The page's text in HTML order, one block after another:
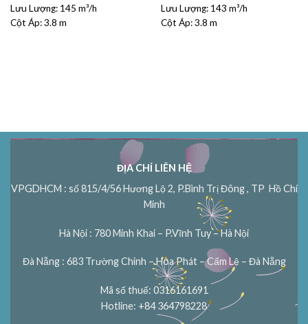
Lưu Lượng: 145 m³/h
Cột Áp:3.8 m
Lưu Lượng: 143 m³/h
Cột Áp:3.8 m
ĐỊA CHỈ LIÊN HỆ
VPGDHCM : số 815/4/56 Hương Lộ 2, P.Bình Trị Đông , TP Hồ Chí
Minh
Hà Nội : 780 Minh Khai – P.Vĩnh Tuy – Hà Nội
Đà Nẵng : 683 Trường Chinh – Hòa Phát – Cẩm Lệ – Đà Nẵng
Mã số thuế: 0316161691
Hotline: +84 364798228